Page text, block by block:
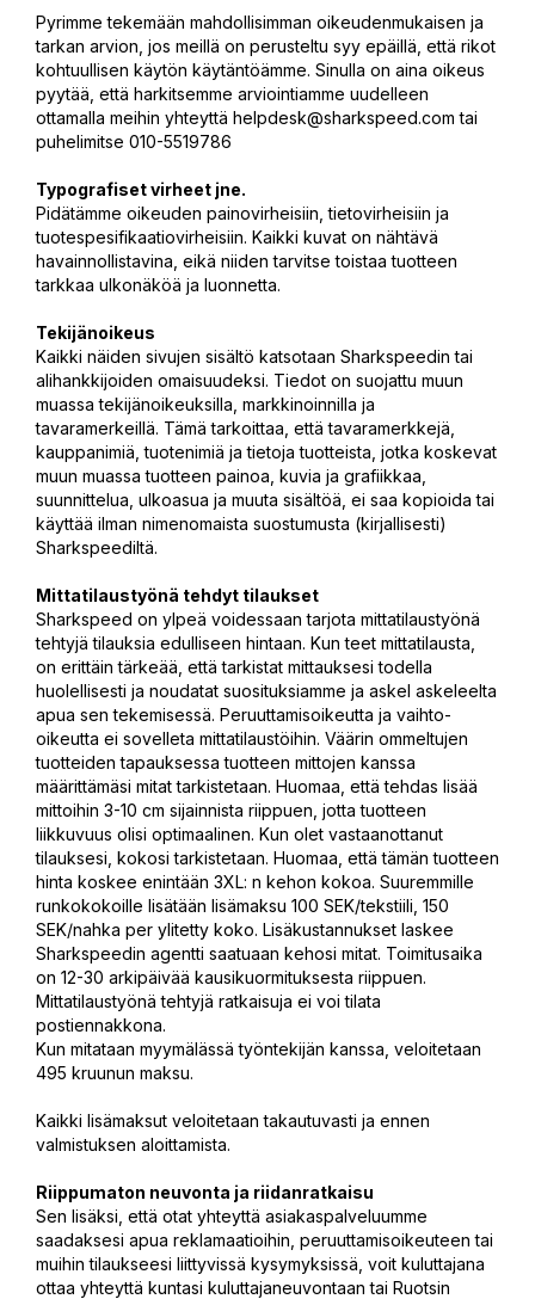
Pyrimme tekemään mahdollisimman oikeudenmukaisen ja
tarkan arvion, jos meillä on perusteltu syy epäillä, että rikot
kohtuullisen käytön käytäntöämme. Sinulla on aina oikeus
pyytää, että harkitsemme arviointiamme uudelleen
ottamalla meihin yhteyttä helpdesk@sharkspeed.com tai
puhelimitse 010-5519786
Typografiset virheet jne.
Pidätämme oikeuden painovirheisiin, tietovirheisiin ja
tuotespesifikaatiovirheisiin. Kaikki kuvat on nähtävä
havainnollistavina, eikä niiden tarvitse toistaa tuotteen
tarkkaa ulkonäköä ja luonnetta.
Tekijänoikeus
Kaikki näiden sivujen sisältö katsotaan Sharkspeedin tai
alihankkijoiden omaisuudeksi. Tiedot on suojattu muun
muassa tekijänoikeuksilla, markkinoinnilla ja
tavaramerkeillä. Tämä tarkoittaa, että tavaramerkkejä,
kauppanimiä, tuotenimiä ja tietoja tuotteista, jotka koskevat
muun muassa tuotteen painoa, kuvia ja grafiikkaa,
suunnittelua, ulkoasua ja muuta sisältöä, ei saa kopioida tai
käyttää ilman nimenomaista suostumusta (kirjallisesti)
Sharkspeediltä.
Mittatilaustyönä tehdyt tilaukset
Sharkspeed on ylpeä voidessaan tarjota mittatilaustyönä
tehtyjä tilauksia edulliseen hintaan. Kun teet mittatilausta,
on erittäin tärkeää, että tarkistat mittauksesi todella
huolellisesti ja noudatat suosituksiamme ja askel askeleelta
apua sen tekemisessä. Peruuttamisoikeutta ja vaihto-
oikeutta ei sovelleta mittatilaustöihin. Väärin ommeltujen
tuotteiden tapauksessa tuotteen mittojen kanssa
määrittämäsi mitat tarkistetaan. Huomaa, että tehdas lisää
mittoihin 3-10 cm sijainnista riippuen, jotta tuotteen
liikkuvuus olisi optimaalinen. Kun olet vastaanottanut
tilauksesi, kokosi tarkistetaan. Huomaa, että tämän tuotteen
hinta koskee enintään 3XL: n kehon kokoa. Suuremmille
runkokokoille lisätään lisämaksu 100 SEK/tekstiili, 150
SEK/nahka per ylitetty koko. Lisäkustannukset laskee
Sharkspeedin agentti saatuaan kehosi mitat. Toimitusaika
on 12-30 arkipäivää kausikuormituksesta riippuen.
Mittatilaustyönä tehtyjä ratkaisuja ei voi tilata
postiennakkona.
Kun mitataan myymälässä työntekijän kanssa, veloitetaan
495 kruunun maksu.
Kaikki lisämaksut veloitetaan takautuvasti ja ennen
valmistuksen aloittamista.
Riippumaton neuvonta ja riidanratkaisu
Sen lisäksi, että otat yhteyttä asiakaspalveluumme
saadaksesi apua reklamaatioihin, peruuttamisoikeuteen tai
muihin tilaukseesi liittyvissä kysymyksissä, voit kuluttajana
ottaa yhteyttä kuntasi kuluttajaneuvontaan tai Ruotsin